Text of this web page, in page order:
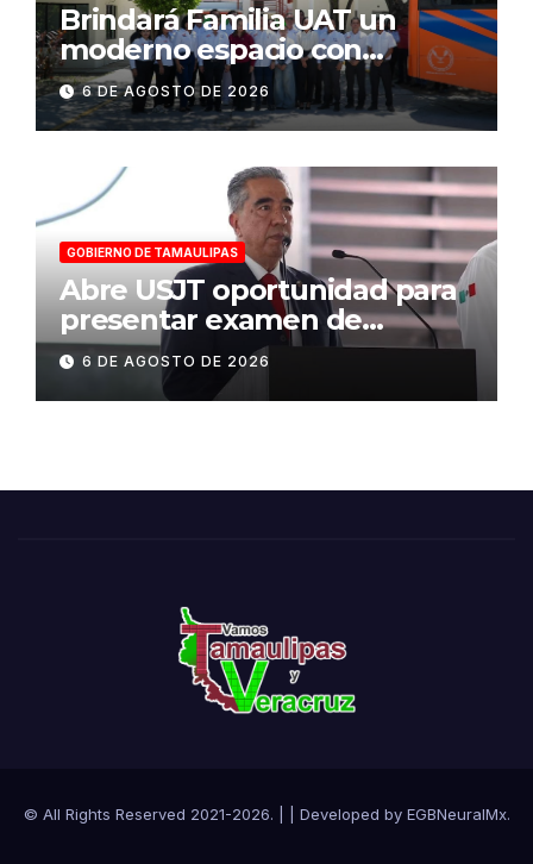
Brindará Familia UAT un
moderno espacio con
sentido humano en la nueva
sede del COMASS
6 DE AGOSTO DE 2026
GOBIERNO DE TAMAULIPAS
Abre USJT oportunidad para
presentar examen de
admisión, este sábado
6 DE AGOSTO DE 2026
© All Rights Reserved 2021-2026. | Developed by EGBNeuralMx.